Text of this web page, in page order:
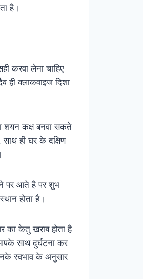
है।
करवा लेना चाहिए
ही क्लाकवाइज दिशा
शयन कक्ष बनवा सकते
ही घर के दक्षिण
पर आते है पर शुभ
होता है।
केतु खराब होता है
साथ दुर्घटना कर
स्वभाव के अनुसार